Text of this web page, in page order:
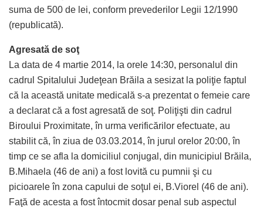
suma de 500 de lei, conform prevederilor Legii 12/1990
(republicată).
Agresată de soţ
La data de 4 martie 2014, la orele 14:30, personalul din
cadrul Spitalului Judeţean Brăila a sesizat la poliţie faptul
că la această unitate medicală s-a prezentat o femeie care
a declarat că a fost agresată de soţ. Poliţişti din cadrul
Biroului Proximitate, în urma verificărilor efectuate, au
stabilit că, în ziua de 03.03.2014, în jurul orelor 20:00, în
timp ce se afla la domiciliul conjugal, din municipiul Brăila,
B.Mihaela (46 de ani) a fost lovită cu pumnii şi cu
picioarele în zona capului de soţul ei, B.Viorel (46 de ani).
Faţă de acesta a fost întocmit dosar penal sub aspectul